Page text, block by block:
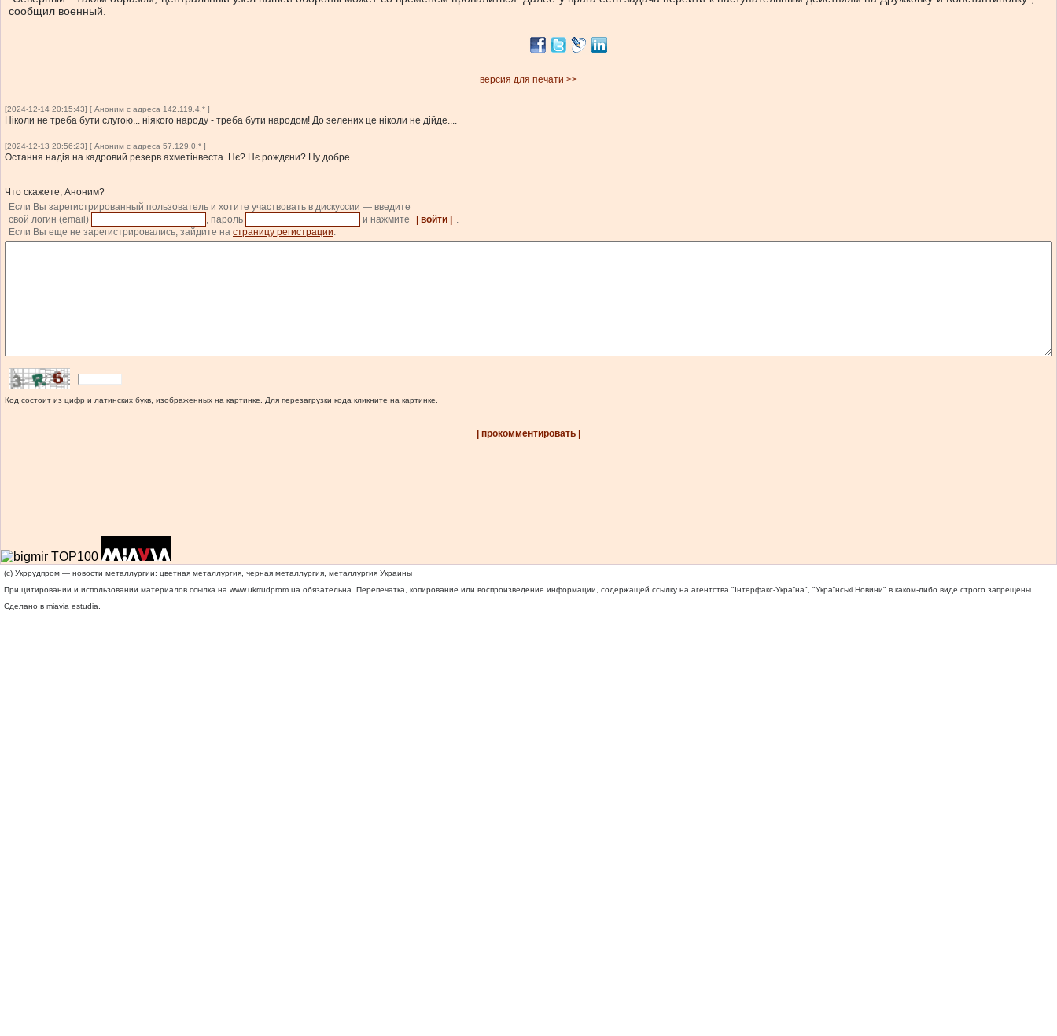
сообщил военный.
версия для печати >>
[2024-12-14 20:15:43] [ Аноним с адреса 142.119.4.* ]
Ніколи не треба бути слугою... ніякого народу - треба бути народом! До зелених це ніколи не дійде....
[2024-12-13 20:56:23] [ Аноним с адреса 57.129.0.* ]
Остання надія на кадровий резерв ахметінвеста. Нє? Нє рождєни? Ну добре.
Что скажете, Аноним?
Если Вы зарегистрированный пользователь и хотите участвовать в дискуссии — введите
свой логин (email)
, пароль и нажмите | войти |
.
Если Вы еще не зарегистрировались, зайдите на страницу регистрации.
Код состоит из цифр и латинских букв, изображенных на картинке. Для перезагрузки кода кликните на картинке.
| прокомментировать |
(c) Укррудпром — новости металлургии: цветная металлургия, черная металлургия, металлургия Украины
При цитировании и использовании материалов ссылка на www.ukrrudprom.ua обязательна. Перепечатка, копирование или воспроизведение информации, содержащей ссылку на агентства "Iнтерфакс-Україна", "Українськi Новини" в каком-либо виде строго запрещены
Сделано в miavia estudia.